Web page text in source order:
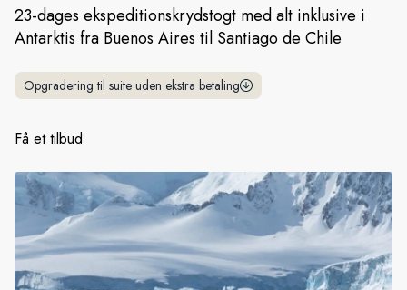
DanmarkFrankrig
Sverige
Norge
23-dages ekspeditionskrydstogt med alt inklusive i
Antarktis fra Buenos Aires til Santiago de Chile
Opgradering til suite uden ekstra betaling
Få et tilbud